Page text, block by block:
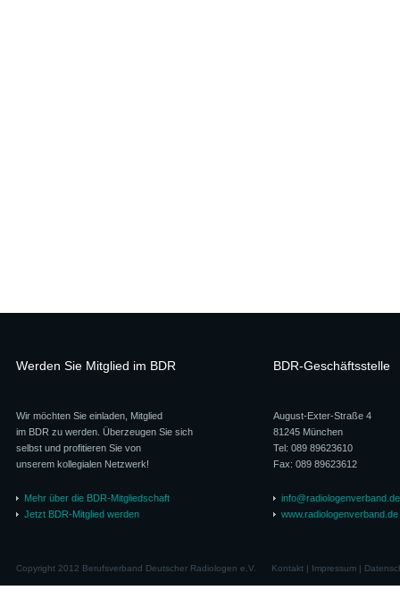
Werden Sie Mitglied im BDR
Wir möchten Sie einladen, Mitglied
im BDR zu werden. Überzeugen Sie sich
selbst und profitieren Sie von
unserem kollegialen Netzwerk!
Mehr über die BDR-Mitgliedschaft
Jetzt BDR-Mitglied werden
BDR-Geschäftsstelle
August-Exter-Straße 4
81245 München
Tel: 089 89623610
Fax: 089 89623612
info@radiologenverband.de
www.radiologenverband.de
Copyright 2012 Berufsverband Deutscher Radiologen e.V. Kontakt| Impressum|